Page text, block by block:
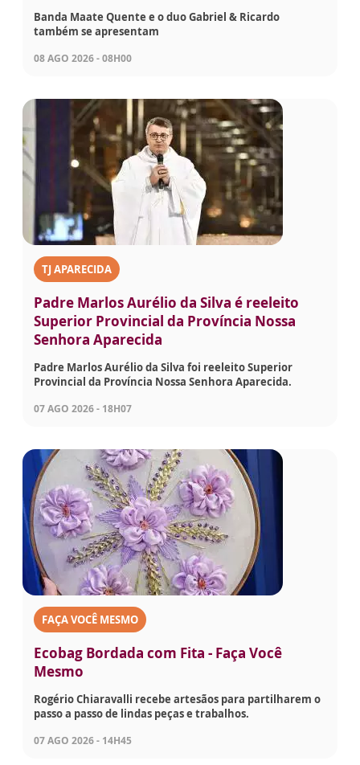
Banda Maate Quente e o duo Gabriel & Ricardo
também se apresentam
08 AGO 2026 - 08H00
TJ APARECIDA
Padre Marlos Aurélio da Silva é reeleito
Superior Provincial da Província Nossa
Senhora Aparecida
Padre Marlos Aurélio da Silva foi reeleito Superior
Provincial da Província Nossa Senhora Aparecida.
07 AGO 2026 - 18H07
FAÇA VOCÊ MESMO
Ecobag Bordada com Fita - Faça Você
Mesmo
Rogério Chiaravalli recebe artesãos para partilharem o
passo a passo de lindas peças e trabalhos.
07 AGO 2026 - 14H45